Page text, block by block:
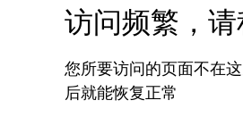
访问频繁，
您所要访问的页面不在
后就能恢复正常